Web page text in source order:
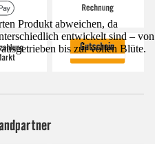
Produkt abweichen, da
entwickelt sind – von
bis zur vollen Blüte.